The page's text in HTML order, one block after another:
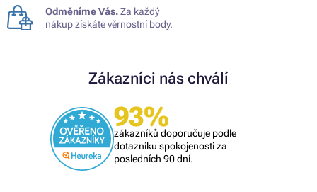
Odměníme Vás.Za každý
nákup získáte věrnostní body.
Zákazníci nás chválí
93%
zákazníků doporučuje podle
dotazníku spokojenosti za
posledních 90 dní.